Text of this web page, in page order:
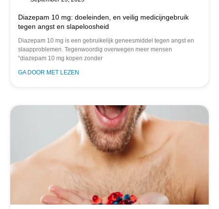
Diazepam 10 mg: doeleinden, en veilig medicijngebruik
tegen angst en slapeloosheid
Diazepam 10 mg is een gebruikelijk geneesmiddel tegen angst en
slaapproblemen. Tegenwoordig overwegen meer mensen
“diazepam 10 mg kopen zonder
GA DOOR MET LEZEN